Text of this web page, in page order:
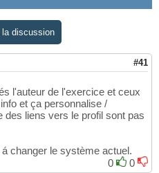
la discussion
#41
l'auteur de l'exercice et ceux
et ça personnalise /
liens vers le profil sont pas
changer le système actuel.
0
0